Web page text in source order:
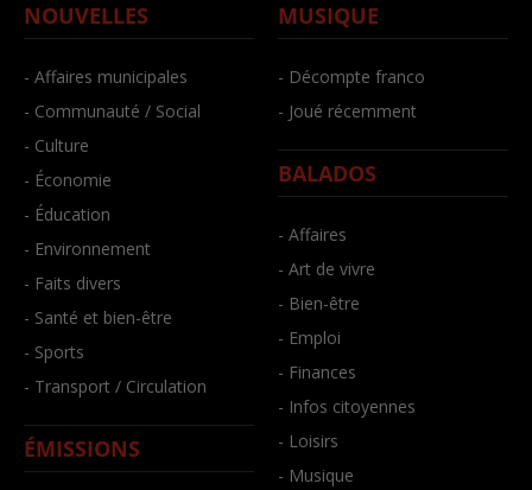
NOUVELLES
- Affaires municipales
- Communauté / Social
- Culture
- Économie
- Éducation
- Environnement
- Faits divers
- Santé et bien-être
- Sports
- Transport / Circulation
ÉMISSIONS
MUSIQUE
- Décompte franco
- Joué récemment
BALADOS
- Affaires
- Art de vivre
- Bien-être
- Emploi
- Finances
- Infos citoyennes
- Loisirs
- Musique